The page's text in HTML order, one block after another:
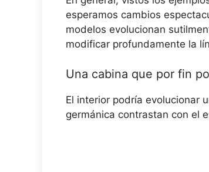
esperamos cambios
modelos evolucionan
modificar profundamente la
Una cabina que por fin
El interior podría evolucionar
germánica contrastan con el